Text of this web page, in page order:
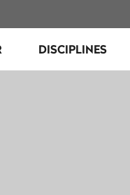
DISCIPLINES